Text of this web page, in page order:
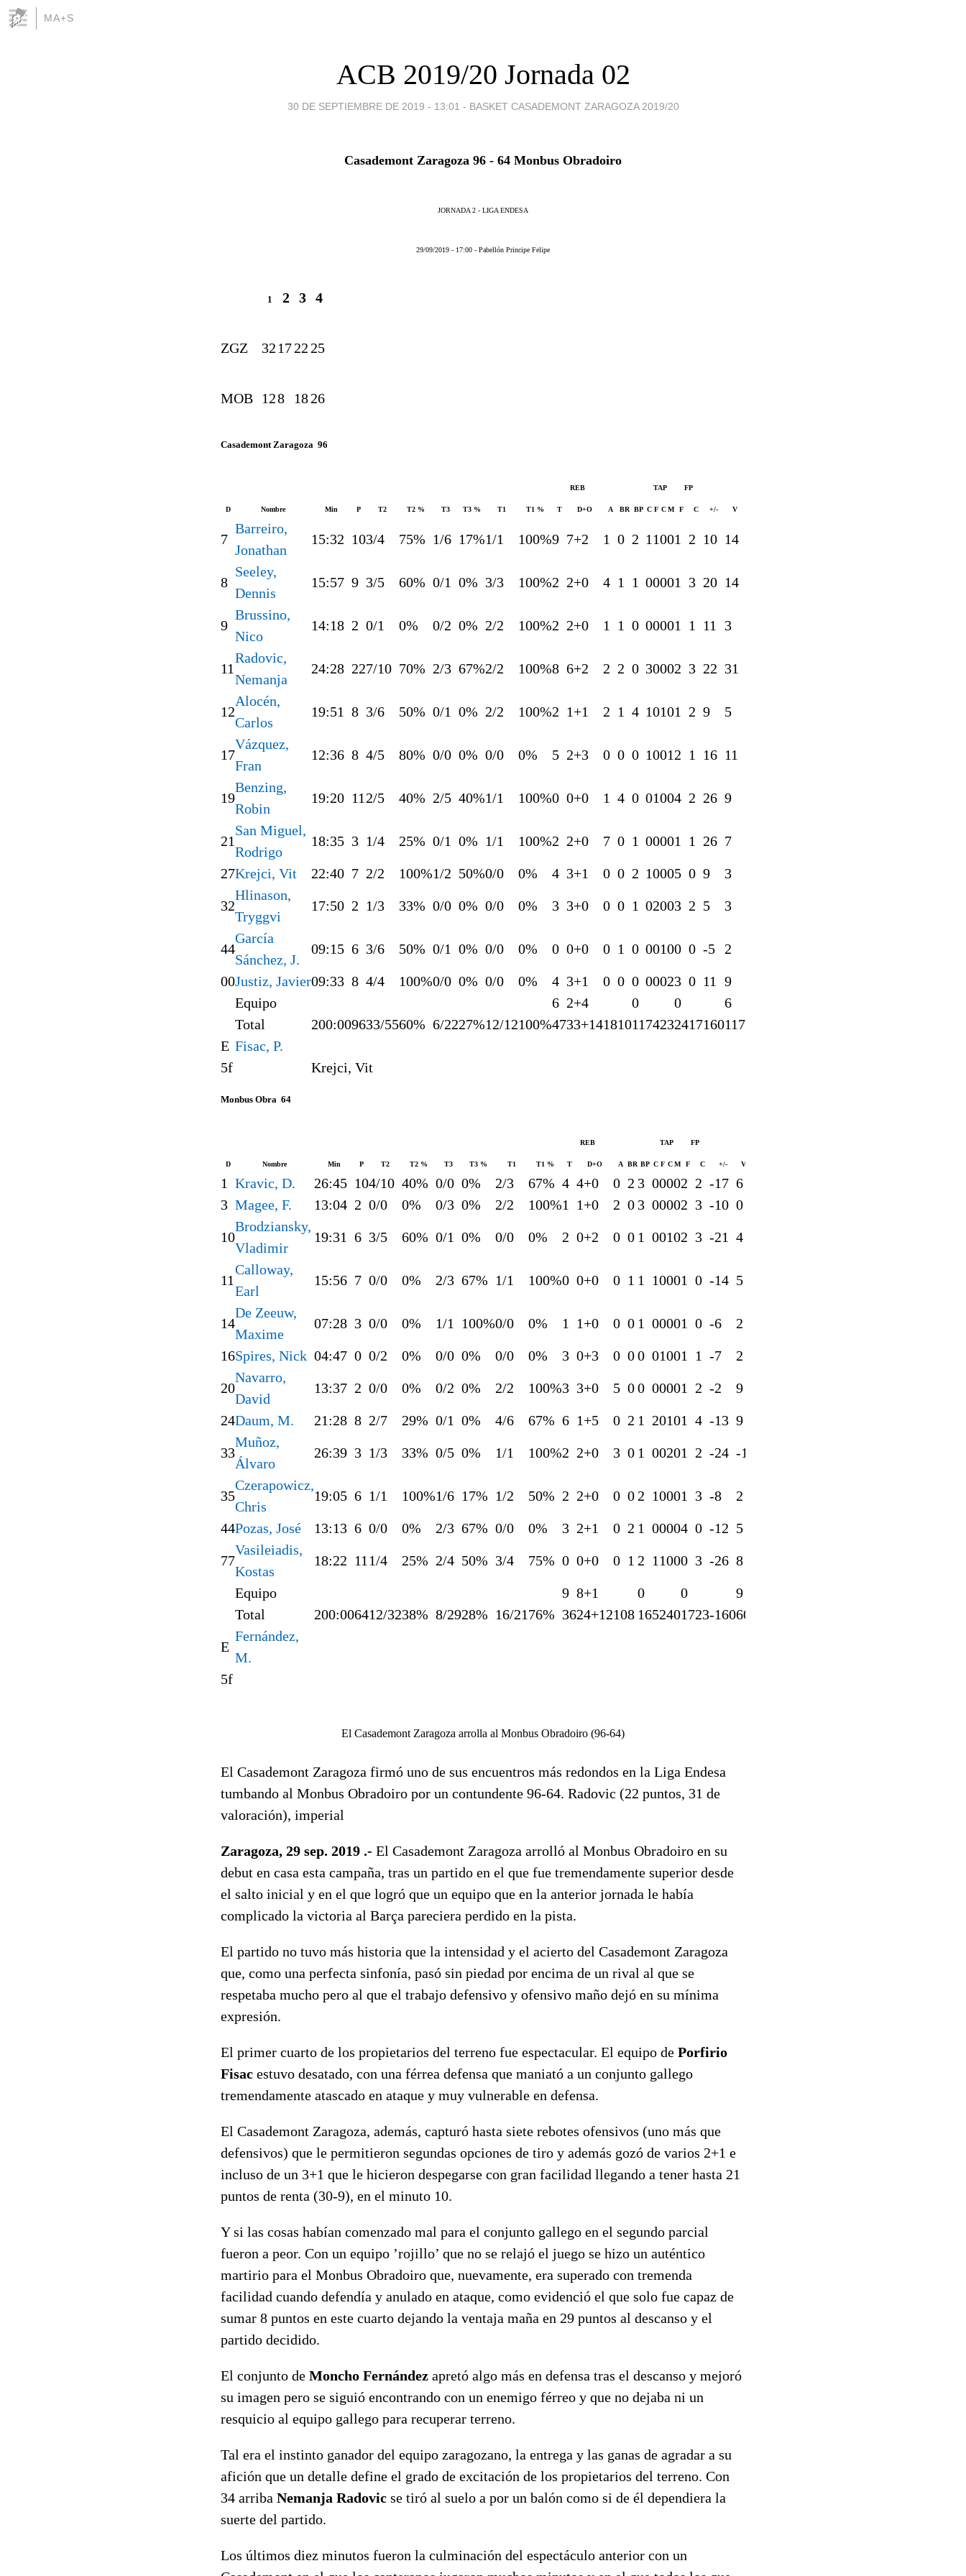
MA+S
ACB 2019/20 Jornada 02
30 DE SEPTIEMBRE DE 2019 - 13:01 - BASKET CASADEMONT ZARAGOZA 2019/20
Casademont Zaragoza 96 - 64 Monbus Obradoiro
JORNADA 2 - LIGA ENDESA
29/09/2019 - 17:00 - Pabellón Principe Felipe
1 2 3 4
ZGZ 321722 25
MOB 128 1826
Casademont Zaragoza 96
REB TAP FP
D Nombre Min P T2 T2 % T3 T3 % T1 T1 % T D+O A BR BP C F C M F C +/- V
7
Barreiro,
Jonathan
15:32 103/4 75% 1/6 17%1/1 100%9 7+2 1 0 2 11001 2 10 14
8
Seeley,
Dennis
15:57 9 3/5 60% 0/1 0% 3/3 100%2 2+0 4 1 1 00001 3 20 14
9
Brussino,
Nico
14:18 2 0/1 0% 0/2 0% 2/2 100%2 2+0 1 1 0 00001 1 11 3
11
Radovic,
Nemanja
24:28 227/10 70% 2/3 67%2/2 100%8 6+2 2 2 0 30002 3 22 31
12
Alocén,
Carlos
19:51 8 3/6 50% 0/1 0% 2/2 100%2 1+1 2 1 4 10101 2 9 5
17
Vázquez,
Fran
12:36 8 4/5 80% 0/0 0% 0/0 0% 5 2+3 0 0 0 10012 1 16 11
19
Benzing,
Robin
19:20 11 2/5 40% 2/5 40%1/1 100%0 0+0 1 4 0 01004 2 26 9
21
San Miguel,
Rodrigo
18:35 3 1/4 25% 0/1 0% 1/1 100%2 2+0 7 0 1 00001 1 26 7
27Krejci, Vit 22:40 7 2/2 100%1/2 50%0/0 0% 4 3+1 0 0 2 10005 0 9 3
32
Hlinason,
Tryggvi
17:50 2 1/3 33% 0/0 0% 0/0 0% 3 3+0 0 0 1 02003 2 5 3
44
García
Sánchez, J.
09:15 6 3/6 50% 0/1 0% 0/0 0% 0 0+0 0 1 0 00100 0 -5 2
00Justiz, Javier09:33 8 4/4 100%0/0 0% 0/0 0% 4 3+1 0 0 0 00023 0 11
9
Equipo
6 2+4 0 0
6
Total
200:009633/5560% 6/2227%12/12100%4733+1418101174232417160117
E Fisac, P.
5f
Krejci, Vit
Monbus Obra 64
REB TAP FP
D Nombre Min P T2 T2 % T3 T3 % T1 T1 % T D+O A BR BP C F C M F C +/- V
1 Kravic, D. 26:45 104/10 40% 0/0 0% 2/3 67% 4 4+0 0 2 3 00002 2 -17 6
3 Magee, F. 13:04 2 0/0 0% 0/3 0% 2/2 100%1 1+0 2 0 3 00002 3 -10 0
10
Brodziansky,
Vladimir
19:31 6 3/5 60% 0/1 0% 0/0 0% 2 0+2 0 0 1 00102 3 -21 4
11
Calloway,
Earl
15:56 7 0/0 0% 2/3 67% 1/1 100%0 0+0 0 1 1 10001 0 -14 5
14
De Zeeuw,
Maxime
07:28 3 0/0 0% 1/1 100%0/0 0% 1 1+0 0 0 1 00001 0 -6 2
16Spires, Nick 04:47 0 0/2 0% 0/0 0% 0/0 0% 3 0+3 0 00 01001 1 -7 2
20
Navarro,
David
13:37 2 0/0 0% 0/2 0% 2/2 100%3 3+0 5 00 00001 2 -2 9
24Daum, M. 21:28 8 2/7 29% 0/1 0% 4/6 67% 6 1+5 0 2 1 20101 4 -13 9
33
Muñoz,
Álvaro
26:39 3 1/3 33% 0/5 0% 1/1 100%2 2+0 3 0 1 00201 2 -24 -1
35
Czerapowicz,
Chris
19:05 6 1/1 100%1/6 17% 1/2 50% 2 2+0 0 0 2 10001 3 -8 2
44Pozas, José 13:13 6 0/0 0% 2/3 67% 0/0 0% 3 2+1 0 2 1 00004 0 -12 5
77
Vasileiadis,
Kostas
18:22 11 1/4 25% 2/4 50% 3/4 75% 0 0+0 0 1 2 11000 3 -26 8
Equipo 9 8+1 0 0
9
Total
200:006412/3238% 8/2928% 16/2176% 3624+12108 1652401723-16060
E
Fernández,
M.
5f
El Casademont Zaragoza arrolla al Monbus Obradoiro (96-64)
El Casademont Zaragoza firmó uno de sus encuentros más redondos en la Liga Endesa
tumbando al Monbus Obradoiro por un contundente 96-64. Radovic (22 puntos, 31 de
valoración), imperial
Zaragoza, 29 sep. 2019 .- El Casademont Zaragoza arrolló al Monbus Obradoiro en su
debut en casa esta campaña, tras un partido en el que fue tremendamente superior desde
el salto inicial y en el que logró que un equipo que en la anterior jornada le había
complicado la victoria al Barça pareciera perdido en la pista.
El partido no tuvo más historia que la intensidad y el acierto del Casademont Zaragoza
que, como una perfecta sinfonía, pasó sin piedad por encima de un rival al que se
respetaba mucho pero al que el trabajo defensivo y ofensivo maño dejó en su mínima
expresión.
El primer cuarto de los propietarios del terreno fue espectacular. El equipo de Porfirio
Fisac estuvo desatado, con una férrea defensa que maniató a un conjunto gallego
tremendamente atascado en ataque y muy vulnerable en defensa.
El Casademont Zaragoza, además, capturó hasta siete rebotes ofensivos (uno más que
defensivos) que le permitieron segundas opciones de tiro y además gozó de varios 2+1 e
incluso de un 3+1 que le hicieron despegarse con gran facilidad llegando a tener hasta 21
puntos de renta (30-9), en el minuto 10.
Y si las cosas habían comenzado mal para el conjunto gallego en el segundo parcial
fueron a peor. Con un equipo ’rojillo’ que no se relajó el juego se hizo un auténtico
martirio para el Monbus Obradoiro que, nuevamente, era superado con tremenda
facilidad cuando defendía y anulado en ataque, como evidenció el que solo fue capaz de
sumar 8 puntos en este cuarto dejando la ventaja maña en 29 puntos al descanso y el
partido decidido.
El conjunto de Moncho Fernández apretó algo más en defensa tras el descanso y mejoró
su imagen pero se siguió encontrando con un enemigo férreo y que no dejaba ni un
resquicio al equipo gallego para recuperar terreno.
Tal era el instinto ganador del equipo zaragozano, la entrega y las ganas de agradar a su
afición que un detalle define el grado de excitación de los propietarios del terreno. Con
34 arriba Nemanja Radovic se tiró al suelo a por un balón como si de él dependiera la
suerte del partido.
Los últimos diez minutos fueron la culminación del espectáculo anterior con un